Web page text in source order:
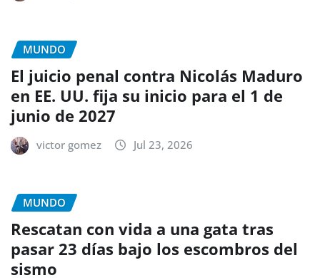
MUNDO
El juicio penal contra Nicolás Maduro
en EE. UU. fija su inicio para el 1 de
junio de 2027
victor gomez Jul 23, 2026
MUNDO
Rescatan con vida a una gata tras
pasar 23 días bajo los escombros del
sismo